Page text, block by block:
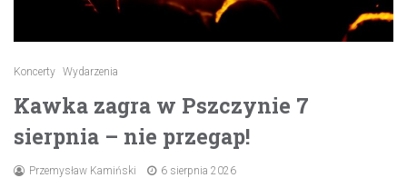
Koncerty Wydarzenia
Kawka zagra w Pszczynie 7
sierpnia – nie przegap!
Przemysław Kamiński 6 sierpnia 2026